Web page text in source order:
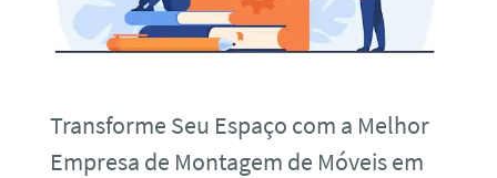
Transforme Seu Espaço com a Melhor
Empresa de Montagem de Móveis em